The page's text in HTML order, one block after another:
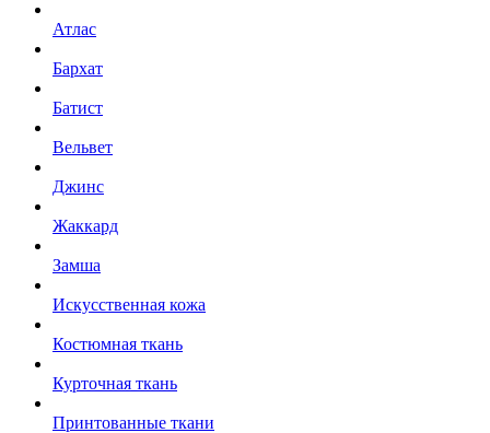
Атлас
Бархат
Батист
Вельвет
Джинс
Жаккард
Замша
Искусственная кожа
Костюмная ткань
Курточная ткань
Принтованные ткани